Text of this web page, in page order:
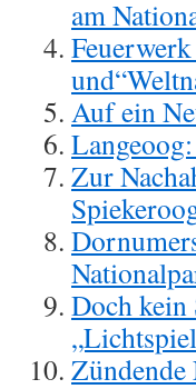
am
Auf ein
Zur
Doch kein